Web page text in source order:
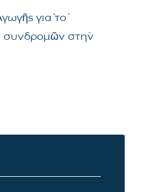
γιὰ τὸ
συνδρομῶν στὴν